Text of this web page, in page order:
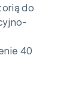
do
40